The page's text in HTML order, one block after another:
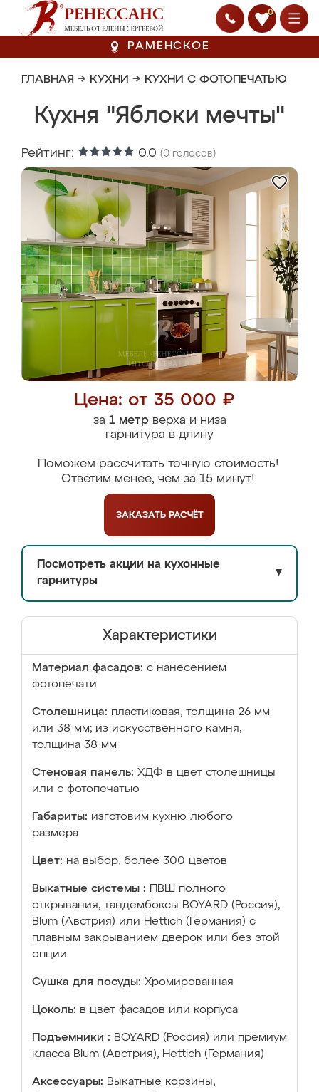
0
РАМЕНСКОЕ
ГЛАВНАЯ → КУХНИ → КУХНИ С ФОТОПЕЧАТЬЮ
Кухня "Яблоки мечты"
Рейтинг: 0.0 (0 голосов)
Цена: от 35 000 ₽
за 1 метрверха и низа
гарнитура в длину
Поможем рассчитать точную стоимость!
Ответим менее, чем за 15 минут!
ЗАКАЗАТЬ РАСЧЁТ
Посмотреть акции на кухонные
гарнитуры
▼
Характеристики
Материал фасадов: с нанесением
фотопечати
Столешница: пластиковая, толщина 26 мм
или 38 мм; из искусственного камня,
толщина 38 мм
Стеновая панель: ХДФ в цвет столешницы
или с фотопечатью
Габариты: изготовим кухню любого
размера
Цвет: на выбор, более 300 цветов
Выкатные системы :
ПВШ полного
открывания, тандембоксы BOYARD (Россия),
Blum (Австрия) или Hettich (Германия) с
плавным закрыванием дверок или без этой
опции
Сушка для посуды: Хромированная
Цоколь: в цвет фасадов или корпуса
Подъемники : BOYARD (Россия) или премиум
класса Blum (Австрия), Hettich (Германия)
Аксессуары: Выкатные корзины,